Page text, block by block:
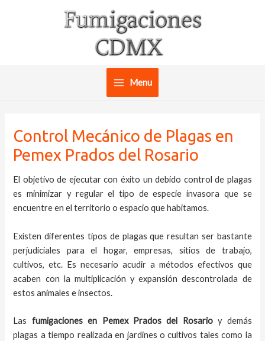
Main
Menu
Control Mecánico de Plagas en
Pemex Prados del Rosario
El objetivo de ejecutar con éxito un debido control de plagas
es minimizar y regular el tipo de especie invasora que se
encuentre en el territorio o espacio que habitamos.
Existen diferentes tipos de plagas que resultan ser bastante
perjudiciales para el hogar, empresas, sitios de trabajo,
cultivos, etc. Es necesario acudir a métodos efectivos que
acaben con la multiplicación y expansión descontrolada de
estos animales e insectos.
Las fumigacionesen Pemex Prados del Rosarioy demás
plagas atiempo realizada en jardines o cultivos tales como la